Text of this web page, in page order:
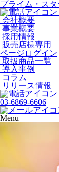
プライム・ス
会社概要
事業概要
採用情報
販売店様専用
ページログイン
取扱商品一覧
導入事例
コラム
リリース情報
03-6869-6606
Menu